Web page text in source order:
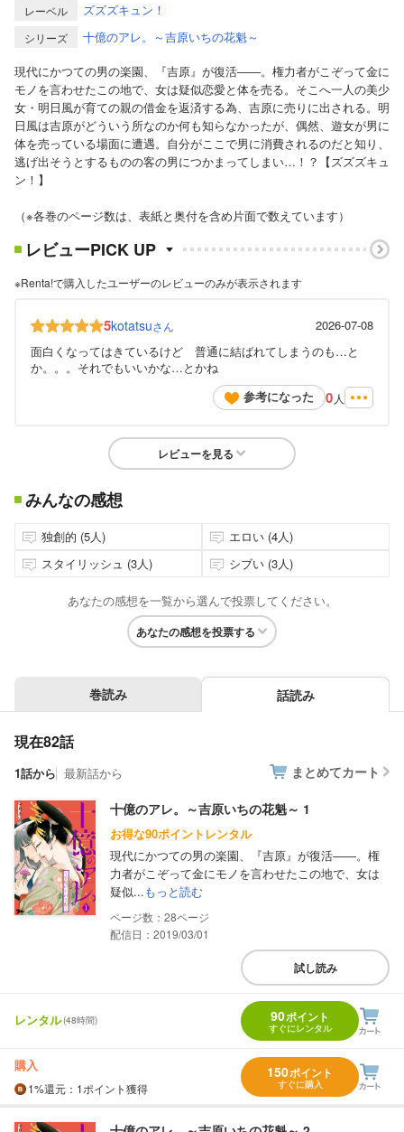
レーベル ズズズキュン！
シリーズ
十億のアレ。～吉原いちの花魁～
現代にかつての男の楽園、『吉原』が復活――。権力者がこぞって金に
モノを言わせたこの地で、女は疑似恋愛と体を売る。そこへ一人の美少
女・明日風が育ての親の借金を返済する為、吉原に売りに出される。明
日風は吉原がどういう所なのか何も知らなかったが、偶然、遊女が男に
体を売っている場面に遭遇。自分がここで男に消費されるのだと知り、
逃げ出そうとするものの客の男につかまってしまい…！？【ズズズキュ
ン！】
（※各巻のページ数は、表紙と奥付を含め片面で数えています）
レビューPICK UP
※Renta!で購入したユーザーのレビューのみが表示されます
5kotatsuさん
2026-07-08
面白くなってはきているけど 普通に結ばれてしまうのも…と
か。。。それでもいいかな…とかね
参考になった
0 人
レビューを見る
みんなの感想
独創的 (5人)
エロい (4人)
スタイリッシュ (3人)
シブい (3人)
あなたの感想を一覧から選んで投票してください。
あなたの感想を投票する
巻読み 話読み
現在82話
1話から 最新話から まとめてカート
十億のアレ。～吉原いちの花魁～ 1
お得な90ポイントレンタル
現代にかつての男の楽園、『吉原』が復活――。権
力者がこぞって金にモノを言わせたこの地で、女は
疑似...もっと読む
28
配信日：2019/03/01
試し読み
レンタル(48時間) 90ポイント
すぐにレンタル
購入
1%還元 ：1ポイント獲得
150ポイント
すぐに購入